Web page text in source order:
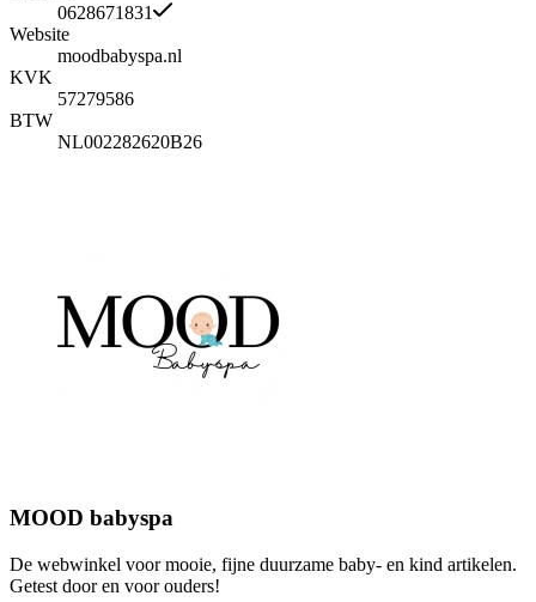
0628671831
Website
moodbabyspa.nl
KVK
57279586
BTW
NL002282620B26
MOOD babyspa
De webwinkel voor mooie, fijne duurzame baby- en kind artikelen.
Getest door en voor ouders!